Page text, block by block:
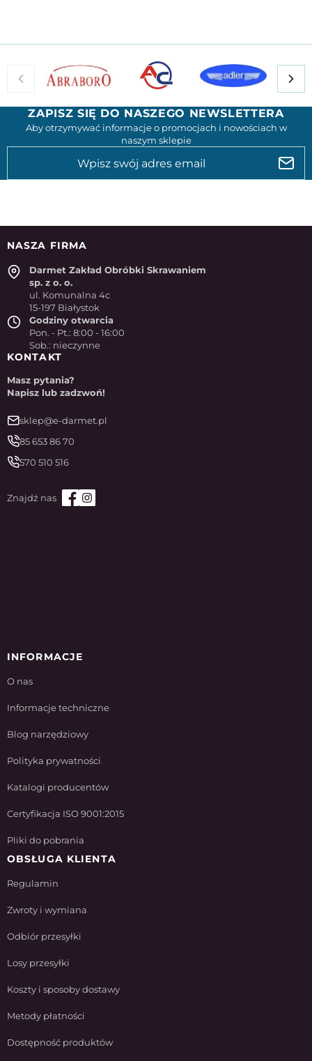
ZAPISZ SIĘ DO NASZEGO NEWSLETTERA
Aby otrzymywać informacje o promocjach i nowościach w
naszym sklepie
NASZA FIRMA
Darmet Zakład Obróbki Skrawaniem
sp. z o. o.
ul. Komunalna 4c
15-197 Białystok
Godziny otwarcia
Pon. - Pt.: 8:00 - 16:00
Sob.: nieczynne
KONTAKT
Masz pytania?
Napisz lub zadzwoń!
sklep@e-darmet.pl
85 653 86 70
570 510 516
INFORMACJE
O nas
Informacje techniczne
Blog narzędziowy
Polityka prywatności
Katalogi producentów
Certyfikacja ISO 9001:2015
Pliki do pobrania
OBSŁUGA KLIENTA
Regulamin
Zwroty i wymiana
Odbiór przesyłki
Losy przesyłki
Koszty i sposoby dostawy
Metody płatności
Dostępność produktów